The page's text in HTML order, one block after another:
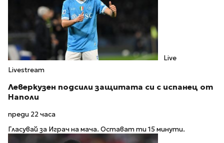
Live
Livestream
Леверкузен подсили защитата си с испанец от
Наполи
преди 22 часа
Гласувай за Играч на мача. Остават ти 15 минути.